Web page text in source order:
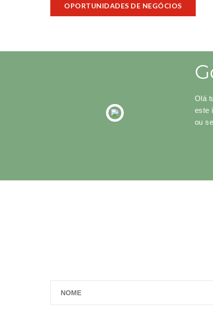
OPORTUNIDADES DE NEGÓCIOS
Olá
este
ou